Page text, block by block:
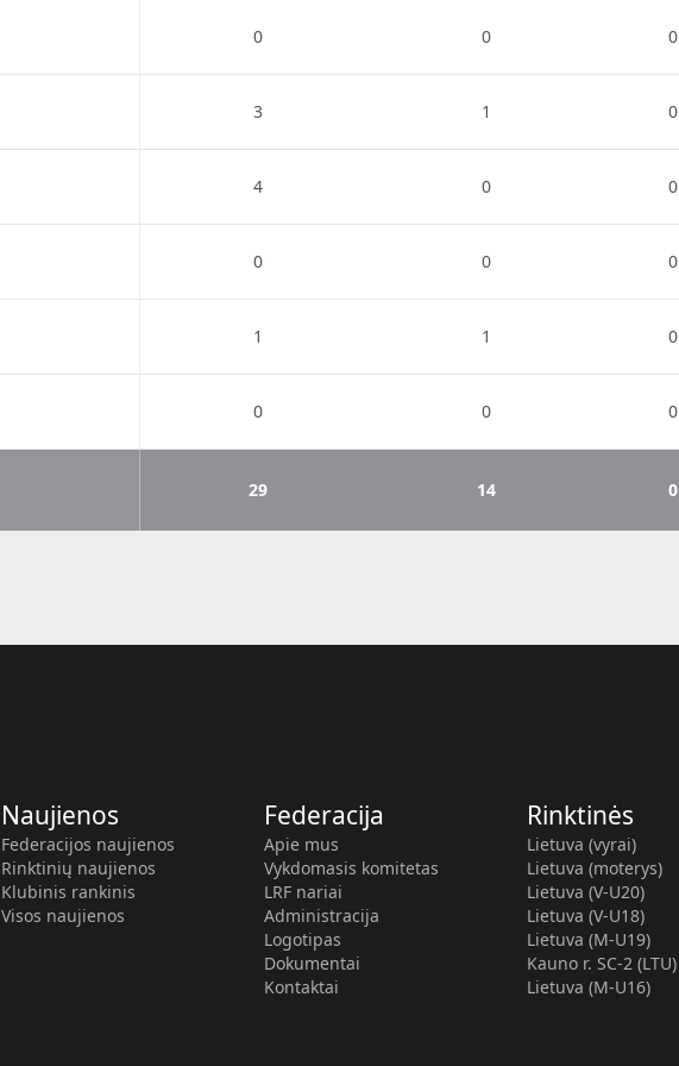
0 0 0
3 1 0
4 0 0
0 0 0
1 1 0
0 0 0
29 14 0
Naujienos
Federacijos naujienos
Rinktinių naujienos
Klubinis rankinis
Visos naujienos
Federacija
Apie mus
Vykdomasis komitetas
LRF nariai
Administracija
Logotipas
Dokumentai
Kontaktai
Rinktinės
Lietuva (vyrai)
Lietuva (moterys)
Lietuva (V-U20)
Lietuva (V-U18)
Lietuva (M-U19)
Kauno r. SC-2 (LTU)
Lietuva (M-U16)